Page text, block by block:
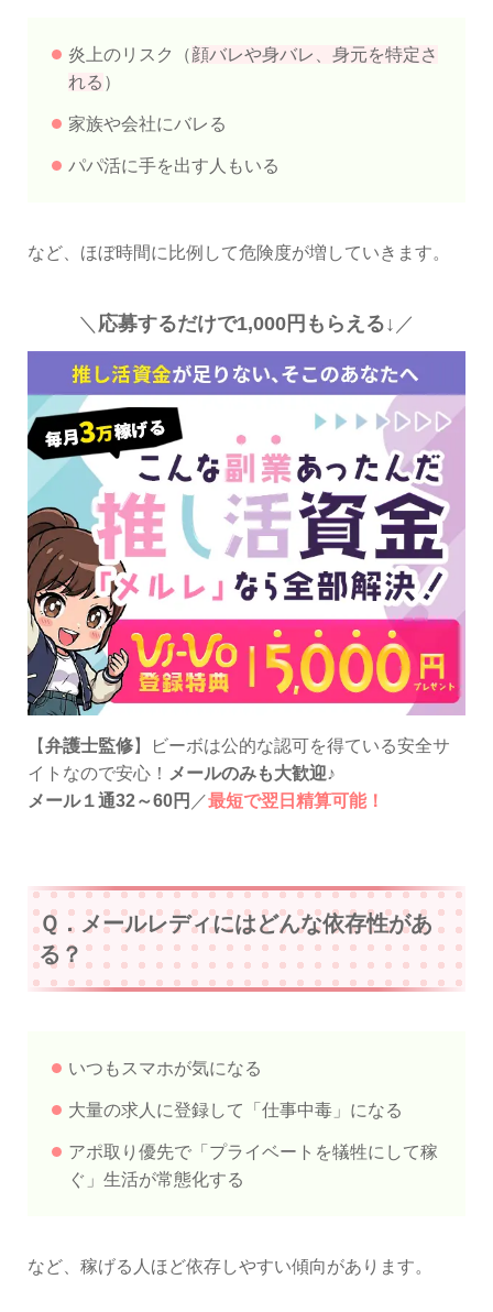
炎上のリスク（顔バレや身バレ、身元を特定さ
れる ）
家族や会社にバレる
パパ活に手を出す人もいる
など、ほぼ時間に比例して危険度が増していきます。
＼ 応募するだけで1,000円もらえる↓ ／
【弁護士監修】ビーボは公的な認可を得ている安全サ
イトなので安心！ メールのみも大歓迎♪
メール１通32～60円 ／最短で翌日精算可能！
Ｑ．メールレディにはどんな依存性があ
る？
いつもスマホが気になる
大量の求人に登録して「仕事中毒」になる
アポ取り優先で「プライベートを犠牲にして稼
ぐ」生活が常態化する
など、稼げる人ほど依存しやすい傾向があります。